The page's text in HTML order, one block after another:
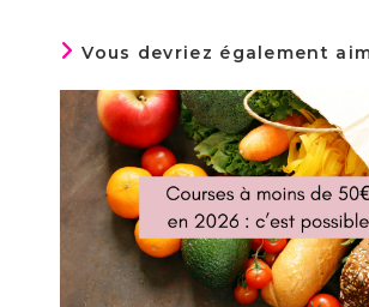
Vous devriez également